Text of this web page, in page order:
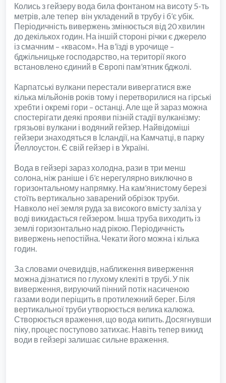
Колись з гейзеру вода била фонтаном на висоту 5-ть
метрів, але тепер він укладений в трубу і б’є убік.
Періодичність вивержень змінюється від 20 хвилин
до декількох годин. На іншій стороні річки є джерело
із смачним – «квасом». На в’їзді в урочище –
бджільницьке господарство, на території якого
встановлено єдиний в Європі пам’ятник бджолі.
Карпатські вулкани перестали вивергатися вже
кілька мільйонів років тому і перетворилися на гірські
хребти і окремі гори – останці. Але ще й зараз можна
спостерігати деякі прояви пізній стадії вулканізму:
грязьові вулкани і водяний гейзер. Найвідоміші
гейзери знаходяться в Ісландії, на Камчатці, в парку
Йеллоустон. Є свій гейзер і в Україні.
Вода в гейзері зараз холодна, рази в три менш
солона, ніж раніше і б’є нерегулярно виключно в
горизонтальному напрямку. На кам’янистому березі
стоїть вертикально заварений обрізок труби.
Навколо неї земля руда за високого вмісту заліза у
воді викидається гейзером. Інша труба виходить із
землі горизонтально над рікою. Періодичність
вивержень непостійна. Чекати його можна і кілька
годин.
За словами очевидців, наближення виверження
можна дізнатися по глухому клекіті в трубі. У пік
виверження, вируючий пінний потік насиченою
газами води періщить в протилежний берег. Біля
вертикальної труби утворюється велика калюжа.
Створюється враження, що вода кипить. Досягнувши
піку, процес поступово затихає. Навіть тепер викид
води в гейзері залишає сильне враження.